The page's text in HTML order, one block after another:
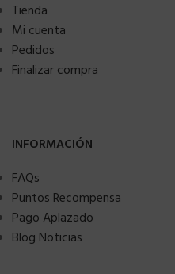
Tienda
Mi cuenta
Pedidos
Finalizar compra
INFORMACIÓN
FAQs
Puntos Recompensa
Pago Aplazado
Blog Noticias